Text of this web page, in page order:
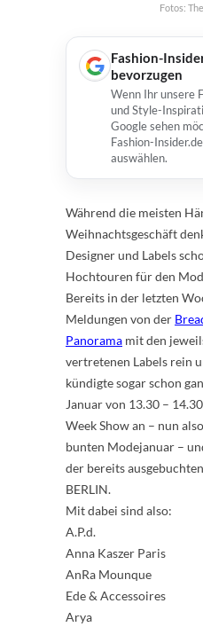
Fotos:
Fashion-
bevorzugen
Wenn Ihr unsere
und Style-
Google sehen
Fashion-
auswählen.
Während die meisten
Weihnachtsgeschäft
Designer und Labels
Hochtouren für den
Bereits in der letzten
Meldungen von der
Panorama mit den
vertretenen Labels rein
kündigte sogar schon
Januar von 13.30 –
Week Show an – nun
bunten Modejanuar –
der bereits
BERLIN.
Mit dabei sind also:
A.P.d.
Anna Kaszer Paris
AnRa Mounque
Ede & Accessoires
Arya